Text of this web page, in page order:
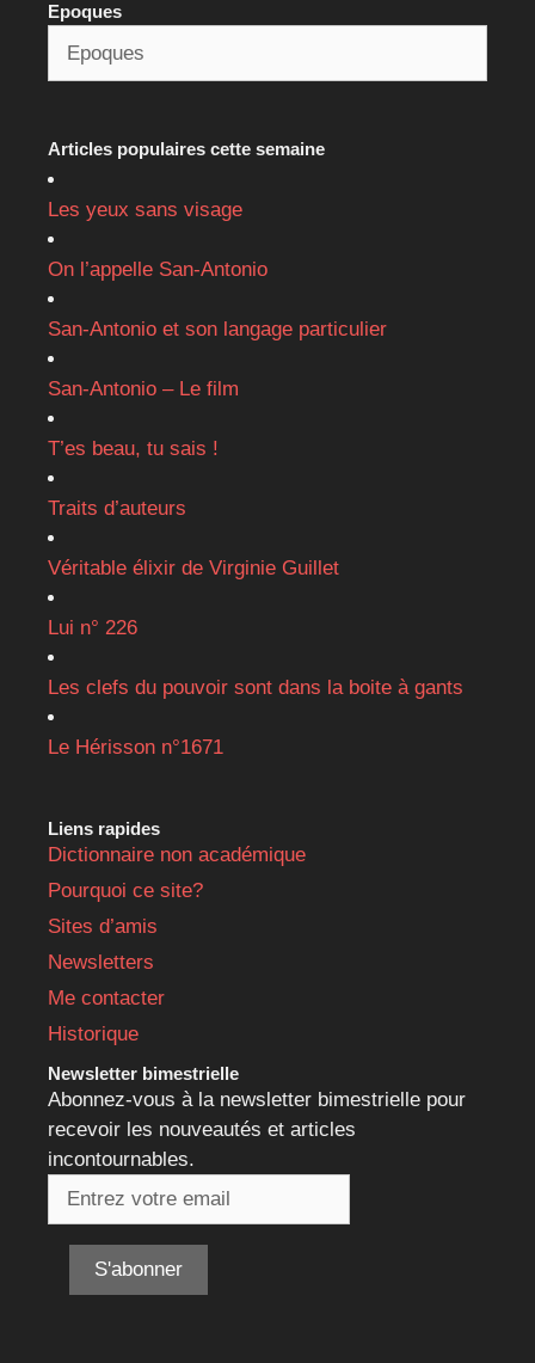
Epoques
Articles populaires cette semaine
Les yeux sans visage
On l’appelle San-Antonio
San-Antonio et son langage particulier
San-Antonio – Le film
T’es beau, tu sais !
Traits d’auteurs
Véritable élixir de Virginie Guillet
Lui n° 226
Les clefs du pouvoir sont dans la boite à gants
Le Hérisson n°1671
Liens rapides
Dictionnaire non académique
Pourquoi ce site?
Sites d’amis
Newsletters
Me contacter
Historique
Newsletter bimestrielle
Abonnez-vous à la newsletter bimestrielle pour
recevoir les nouveautés et articles
incontournables.